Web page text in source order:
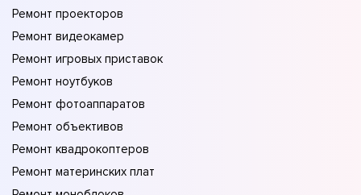
Ремонт проекторов
Ремонт видеокамер
Ремонт игровых приставок
Ремонт ноутбуков
Ремонт фотоаппаратов
Ремонт объективов
Ремонт квадрокоптеров
Ремонт материнских плат